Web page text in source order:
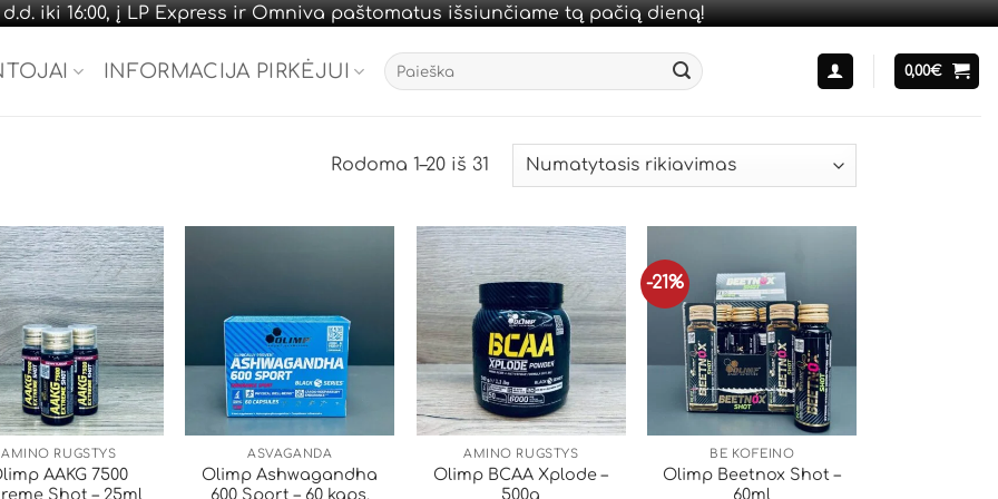
iki 16:00, į LP Express ir Omniva paštomatus išsiunčiame tą pačią dieną!
INFORMACIJA PIRKĖJUI Ieškoti:
0,00€
Rodoma 1–20 iš 31
AMINO RŪGŠTYS
AAKG 7500
Shot – 25ml
AŠVAGANDA
Olimp Ashwagandha
600 Sport – 60 kaps.
AMINO RŪGŠTYS
Olimp BCAA Xplode –
500g
-21%
BE KOFEINO
Olimp Beetnox Shot –
60ml